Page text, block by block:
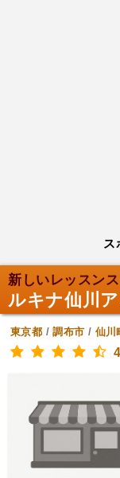
ス
新しいレッスン
ルキナ仙川
東京都 /調布市 / 仙川